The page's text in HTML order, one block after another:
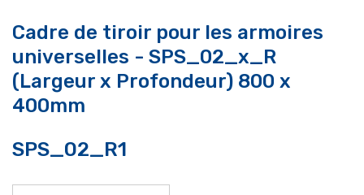
Cadre de tiroir pour les armoires
universelles - SPS_02_x_R
(Largeur x Profondeur) 800 x
400mm
SPS_02_R1